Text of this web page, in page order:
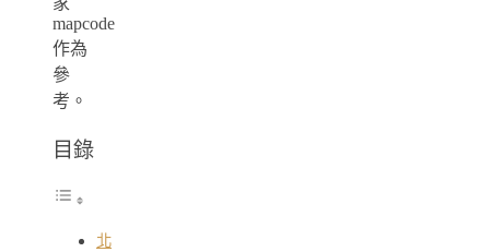
mapcode
作為
參
考。
目錄
北